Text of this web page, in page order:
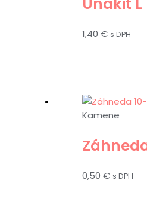
1,40 € s DPH
Kamene
0,50 € s DPH